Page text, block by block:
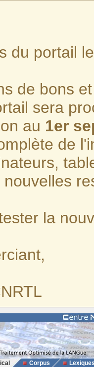
du portail
de bons
sera
au 1er
de
la
Corpus